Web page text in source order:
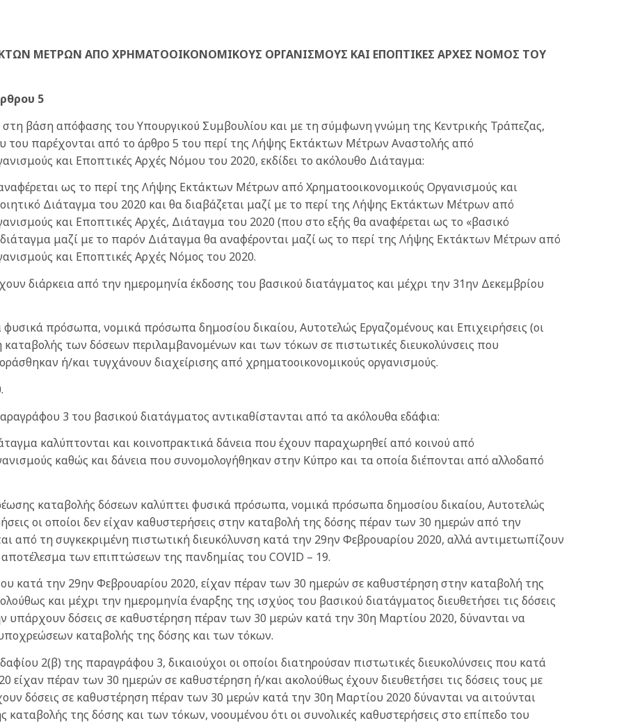
ΜΕΤΡΩΝ ΑΠΟ ΧΡΗΜΑΤΟΟΙΚΟΝΟΜΙΚΟΥΣ ΟΡΓΑΝΙΣΜΟΥΣ ΚΑΙ ΕΠΟΠΤΙΚΕΣ ΑΡΧΕΣ ΝΟΜΟΣ ΤΟΥ
5
βάση απόφασης του Υπουργικού Συμβουλίου και με τη σύμφωνη γνώμη της Κεντρικής Τράπεζας,
του παρέχονται από το άρθρο 5 του περί της Λήψης Εκτάκτων Μέτρων Αναστολής από
και Εποπτικές Αρχές Νόμου του 2020, εκδίδει το ακόλουθο Διάταγμα:
ως το περί της Λήψης Εκτάκτων Μέτρων από Χρηματοοικονομικούς Οργανισμούς και
Διάταγμα του 2020 και θα διαβάζεται μαζί με το περί της Λήψης Εκτάκτων Μέτρων από
και Εποπτικές Αρχές, Διάταγμα του 2020 (που στο εξής θα αναφέρεται ως το «βασικό
μαζί με το παρόν Διάταγμα θα αναφέρονται μαζί ως το περί της Λήψης Εκτάκτων Μέτρων από
και Εποπτικές Αρχές Νόμος του 2020.
διάρκεια από την ημερομηνία έκδοσης του βασικού διατάγματος και μέχρι την 31ην Δεκεμβρίου
φυσικά πρόσωπα, νομικά πρόσωπα δημοσίου δικαίου, Αυτοτελώς Εργαζομένους και Επιχειρήσεις (οι
των δόσεων περιλαμβανομένων και των τόκων σε πιστωτικές διευκολύνσεις που
ή/και τυγχάνουν διαχείρισης από χρηματοοικονομικούς οργανισμούς.
3 του βασικού διατάγματος αντικαθίστανται από τα ακόλουθα εδάφια:
καλύπτονται και κοινοπρακτικά δάνεια που έχουν παραχωρηθεί από κοινού από
καθώς και δάνεια που συνομολογήθηκαν στην Κύπρο και τα οποία διέπονται από αλλοδαπό
καταβολής δόσεων καλύπτει φυσικά πρόσωπα, νομικά πρόσωπα δημοσίου δικαίου, Αυτοτελώς
οι οποίοι δεν είχαν καθυστερήσεις στην καταβολή της δόσης πέραν των 30 ημερών από την
από τη συγκεκριμένη πιστωτική διευκόλυνση κατά την 29ην Φεβρουαρίου 2020, αλλά αντιμετωπίζουν
αποτέλεσμα των επιπτώσεων της πανδημίας του COVID – 19.
κατά την 29ην Φεβρουαρίου 2020, είχαν πέραν των 30 ημερών σε καθυστέρηση στην καταβολή της
και μέχρι την ημερομηνία έναρξης της ισχύος του βασικού διατάγματος διευθετήσει τις δόσεις
υπάρχουν δόσεις σε καθυστέρηση πέραν των 30 μερών κατά την 30η Μαρτίου 2020, δύνανται να
καταβολής της δόσης και των τόκων.
2(β) της παραγράφου 3, δικαιούχοι οι οποίοι διατηρούσαν πιστωτικές διευκολύνσεις που κατά
είχαν πέραν των 30 ημερών σε καθυστέρηση ή/και ακολούθως έχουν διευθετήσει τις δόσεις τους με
δόσεις σε καθυστέρηση πέραν των 30 μερών κατά την 30η Μαρτίου 2020 δύνανται να αιτούνται
της δόσης και των τόκων, νοουμένου ότι οι συνολικές καθυστερήσεις στο επίπεδο του